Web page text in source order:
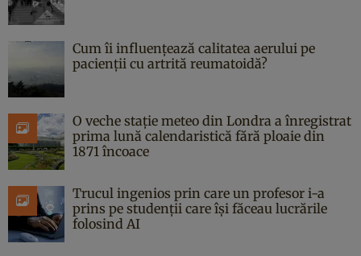
Cum îi influențează calitatea aerului pe
pacienții cu artrită reumatoidă?
O veche stație meteo din Londra a înregistrat
prima lună calendaristică fără ploaie din
1871 încoace
Trucul ingenios prin care un profesor i-a
prins pe studenții care își făceau lucrările
folosind AI